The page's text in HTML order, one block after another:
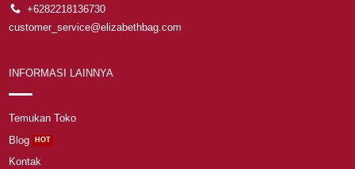
+6282218136730
customer_service@elizabethbag.com
INFORMASI LAINNYA
Temukan Toko
Blog
Kontak